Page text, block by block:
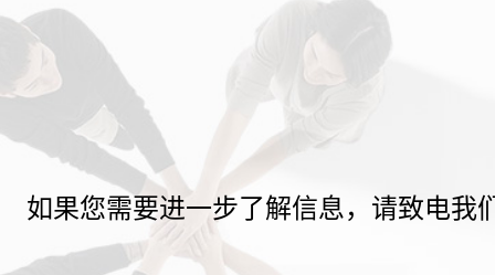
如果您需要进一步了解信息，请致电我